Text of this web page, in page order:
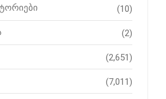
(10)
(2)
(2,651)
(7,011)